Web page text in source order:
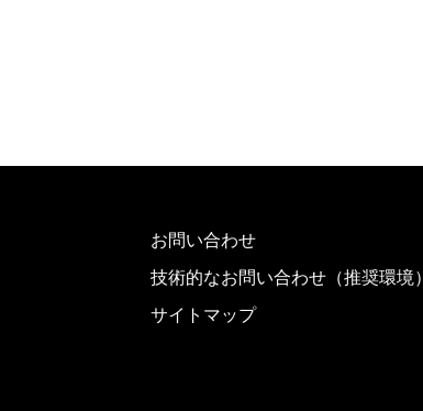
お問い合わせ
技術的なお問い合わせ（推奨環境）
サイトマップ